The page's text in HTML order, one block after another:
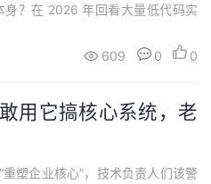
？在 2026 年回看大量低代码实
低代码系统“难维护”，往往不是从
609 0 0
用它搞核心系统，老
塑企业核心”，技术负责人们该警